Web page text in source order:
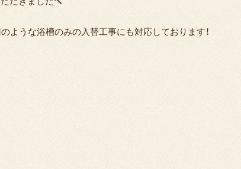
ような浴槽のみの入替工事にも対応しております！